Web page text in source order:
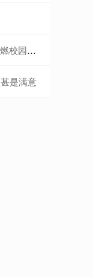
球战火
是满意